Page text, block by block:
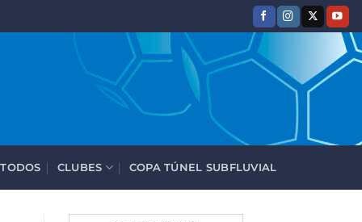
CLUBES COPA TÚNEL SUBFLUVIAL